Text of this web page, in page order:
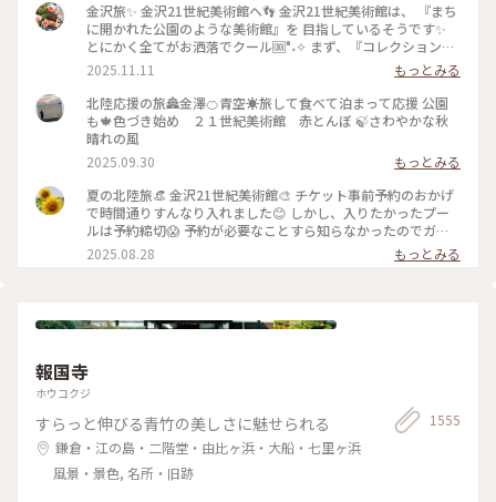
金沢旅✨ 金沢21世紀美術館へ👣 金沢21世紀美術館は、 『まち
に開かれた公園のような美術館』を 目指しているそうです✨
とにかく全てがお洒落でクール🆒°˖✧ まず、『コレクション展
2 文字の可能性』を鑑賞。 現代アート作品における「文字」
の表現に 焦点を当てて、文字が持つ可能性を 絵画、版画、
書、陶芸、映像など 様々な形式の作品を通して探求していま
す。 文字に関して多角的な視点から見た作品の数々、 こうい
う見方もあるんだ！と とても興味深かったです✨ また、
『SIDE CORE Living road, Living space / 生きている道、生き
るための場所』も鑑賞。 これは、アートチームSIDE COREの
展覧会で、 「道」や「移動」をテーマに、 ストリートカルチ
ャーの視点から 「異なる場所をつなぐ表現」、 「生きるため
の場所」を 美術館の中に創出することを目指しているそう✨
様々な角度から道や移動を見ている作品、 一体感もあってと
っても面白かったです！ 一日中いても楽しめる とっても素敵
所』 2025年10月18日(土) - 2026年3月15日(日) #金沢21世紀
#SIDECORELivingroadLivingspace/生きている道生きるため
2025.11.11
もっとみる
北陸応援の旅🏯金澤🍊青空☀️旅して食べて泊まって応援 公園
も🍁色づき始め ２１世紀美術館 赤とんぼ 🍃さわやかな秋
晴れの風
2025.09.30
もっとみる
夏の北陸旅👒 金沢21世紀美術館🎨‎ チケット事前予約のおかげ
で時間通りすんなり入れました😊 しかし、入りたかったプー
ルは予約締切😱 予約が必要なことすら知らなかったのでガッ
カリ💧 そうですよね、人気の美術館ですものね… そして雨の
ため、屋外でプールを上から覗くのも中止になっていました💧
み、上から覗くプールが見られるようになり急いで見学！ も
わいいラビットチェアや、憧れのアルネ・ヤコブセンデザイン
のアントチェアやスワンチェアに座れたのも満足✨ 女子トイレ
世紀美術館 #美術館 #金沢 #石川 #アートな景色
2025.08.28 もっとみる
報国寺
ホウコクジ
すらっと伸びる青竹の美しさに魅せられる
鎌倉・江の島・二階堂・由比ヶ浜・大船・七里ヶ浜
風景・景色, 名所・旧跡
1555